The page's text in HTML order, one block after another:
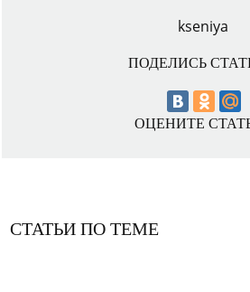
kseniya
ПОДЕЛИСЬ
ОЦЕНИТЕ
СТАТЬИ ПО ТЕМЕ